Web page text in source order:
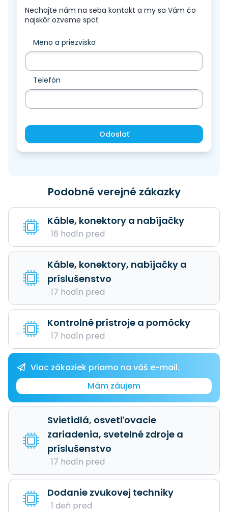
Nechajte nám na seba kontakt a my sa Vám čo
najskôr ozveme späť.
Meno a priezvisko
Telefón
Odoslať
Podobné verejné zákazky
Káble, konektory a nabíjačky
. 16 hodín pred
Káble, konektory, nabíjačky a
príslušenstvo
. 17 hodín pred
Kontrolné prístroje a pomôcky
. 17 hodín pred
Viac zákaziek priamo na váš e-mail.
Mám záujem
Svietidlá, osvetľovacie
zariadenia, svetelné zdroje a
príslušenstvo
. 17 hodín pred
Dodanie zvukovej techniky
. 1 deň pred